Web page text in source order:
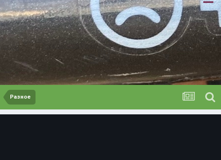
Разное